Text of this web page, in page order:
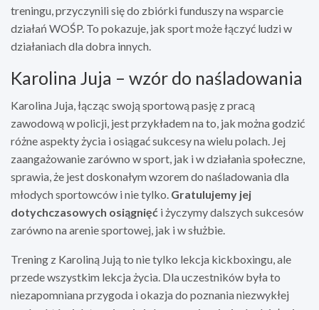
treningu, przyczynili się do zbiórki funduszy na wsparcie
działań WOŚP. To pokazuje, jak sport może łączyć ludzi w
działaniach dla dobra innych.
Karolina Juja – wzór do naśladowania
Karolina Juja, łącząc swoją sportową pasję z pracą
zawodową w policji, jest przykładem na to, jak można godzić
różne aspekty życia i osiągać sukcesy na wielu polach. Jej
zaangażowanie zarówno w sport, jak i w działania społeczne,
sprawia, że jest doskonałym wzorem do naśladowania dla
młodych sportowców i nie tylko. Gratulujemy jej
dotychczasowych osiągnięć i życzymy dalszych sukcesów
zarówno na arenie sportowej, jak i w służbie.
Trening z Karoliną Jują to nie tylko lekcja kickboxingu, ale
przede wszystkim lekcja życia. Dla uczestników była to
niezapomniana przygoda i okazja do poznania niezwykłej